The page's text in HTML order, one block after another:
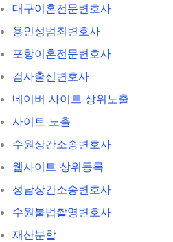
대구이혼전문변호사
용인성범죄변호사
포항이혼전문변호사
검사출신변호사
네이버 사이트 상위노출
사이트 노출
수원상간소송변호사
웹사이트 상위등록
성남상간소송변호사
수원불법촬영변호사
재산분할